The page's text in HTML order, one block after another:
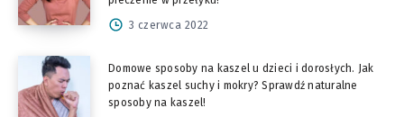
3 czerwca 2022
Domowe sposoby na kaszel u dzieci i dorosłych. Jak
poznać kaszel suchy i mokry? Sprawdź naturalne
sposoby na kaszel!